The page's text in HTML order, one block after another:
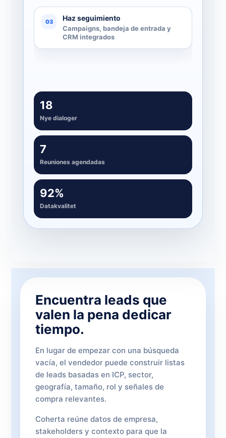
03 Haz seguimiento
Campaigns, bandeja de entrada y
CRM integrados
18
Nye dialoger
7
Reuniones agendadas
92%
Datakvalitet
Encuentra leads que
valen la pena dedicar
tiempo.
En lugar de empezar con una búsqueda
vacía, el vendedor puede construir listas
de leads basadas en ICP, sector,
geografía, tamaño, rol y señales de
compra relevantes.
Coherta reúne datos de empresa,
stakeholders y contexto para que la